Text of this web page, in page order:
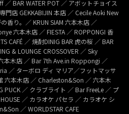
／ BAR WATER POT ／ アボットチョイス
門店 GEKKABIJIN 本店 ／ Cecile Aoki New
香り。／ KRUN SIAM 六本木店 ／
六本木店 ／ FIESTA ／ ROPPONGI 香
CAFÉ ／ 焼酎DINIG BAR 虎の桜 ／ BAR
& LOUNGE CROSSOVER ／ Sky
本木店 ／ Bar 7th Ave.in Roppongi ／
／ ターボロ ディ マリア／フットマッサ
六本木店 ／ Charleston&Son ／ 六本木
PUCK ／ クラブライト ／ Bar FreeLe ／ プ
／ カラオケ パセラ ／ カラオケ シ
／ WORLDSTAR CAFE